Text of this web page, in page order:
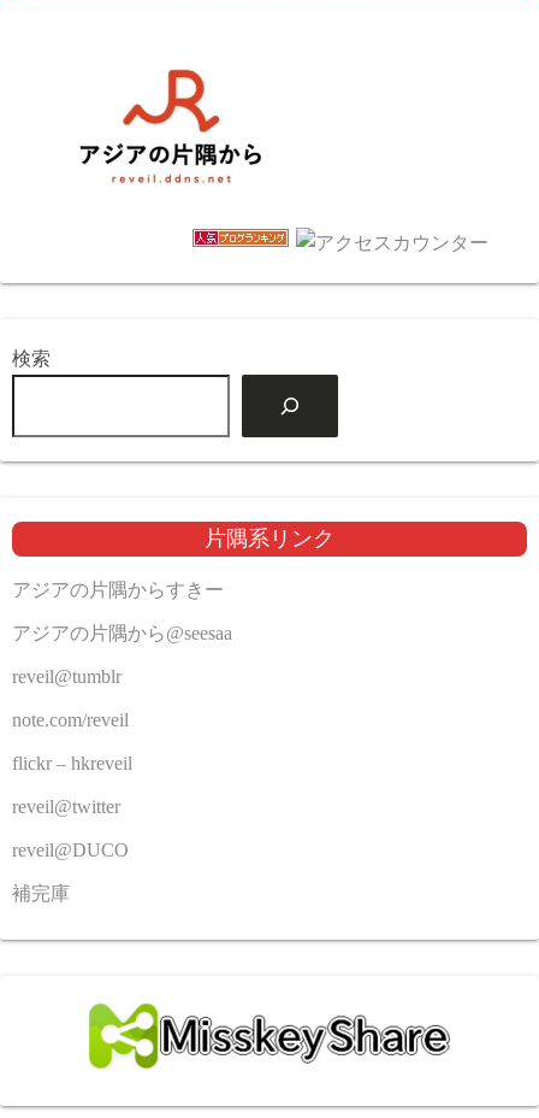
検索
片隅系リンク
アジアの片隅からすきー
アジアの片隅から@seesaa
reveil@tumblr
note.com/reveil
flickr – hkreveil
reveil@twitter
reveil@DUCO
補完庫